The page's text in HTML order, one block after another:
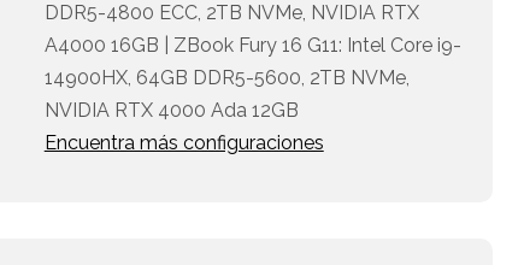
DDR5-4800 ECC, 2TB NVMe, NVIDIA RTX
A4000 16GB | ZBook Fury 16 G11: Intel Core i9-
14900HX, 64GB DDR5-5600, 2TB NVMe,
NVIDIA RTX 4000 Ada 12GB
Encuentra más configuraciones